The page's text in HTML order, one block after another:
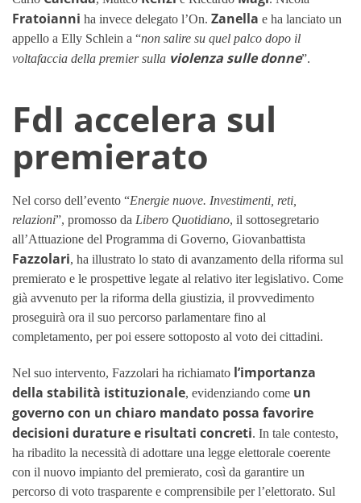
Fratoianni ha invece delegato l’On. Zanella e ha lanciato un
appello a Elly Schlein a “non salire su quel palco dopo il
voltafaccia della premier sulla violenza sulle donne”.
FdI accelera sul
premierato
Nel corso dell’evento “Energie nuove. Investimenti, reti,
relazioni”, promosso da Libero Quotidiano, il sottosegretario
all’Attuazione del Programma di Governo, Giovanbattista
Fazzolari, ha illustrato lo stato di avanzamento della riforma sul
premierato e le prospettive legate al relativo iter legislativo. Come
già avvenuto per la riforma della giustizia, il provvedimento
proseguirà ora il suo percorso parlamentare fino al
completamento, per poi essere sottoposto al voto dei cittadini.
Nel suo intervento, Fazzolari ha richiamato l’importanza
della stabilità istituzionale, evidenziando come un
governo con un chiaro mandato possa favorire
decisioni durature e risultati concreti. In tale contesto,
ha ribadito la necessità di adottare una legge elettorale coerente
con il nuovo impianto del premierato, così da garantire un
percorso di voto trasparente e comprensibile per l’elettorato. Sul